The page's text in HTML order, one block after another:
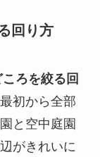
回り方
ろを絞る回
初から全部
と空中庭園
がきれいに